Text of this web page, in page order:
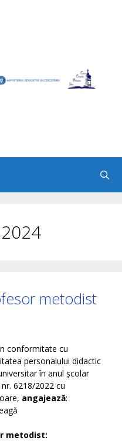
metodist
conformitate cu
personalului didactic
în anul școlar
6218/2022 cu
angajează:
metodist: